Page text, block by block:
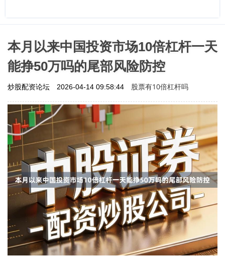
本月以来中国投资市场10倍杠杆一天
能挣50万吗的尾部风险防控
炒股配资论坛 2026-04-14 09:58:44 股票有10倍杠杆吗